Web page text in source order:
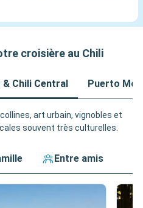
croisière au Chili
Chili Central Puerto
art urbain, vignobles et
souvent très culturelles.
Entre amis